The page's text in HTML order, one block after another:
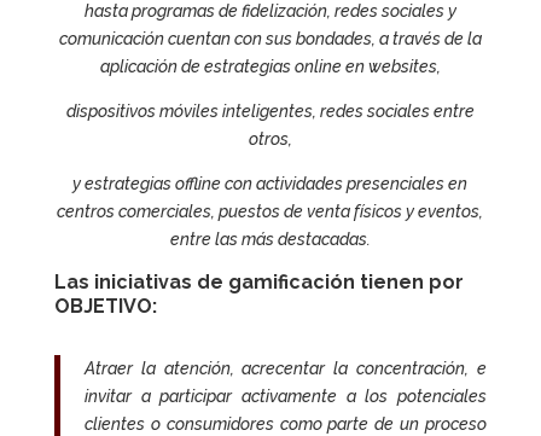
hasta programas de fidelización, redes sociales y
comunicación cuentan con sus bondades, a través de la
aplicación de estrategias online en websites,
dispositivos móviles inteligentes, redes sociales entre
otros,
y estrategias offline con actividades presenciales en
centros comerciales, puestos de venta físicos y eventos,
entre las más destacadas.
Las iniciativas de gamificación tienen por
OBJETIVO:
Atraer la atención, acrecentar la concentración, e
invitar a participar activamente a los potenciales
clientes o consumidores como parte de un proceso